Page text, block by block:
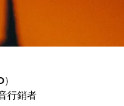
行銷者